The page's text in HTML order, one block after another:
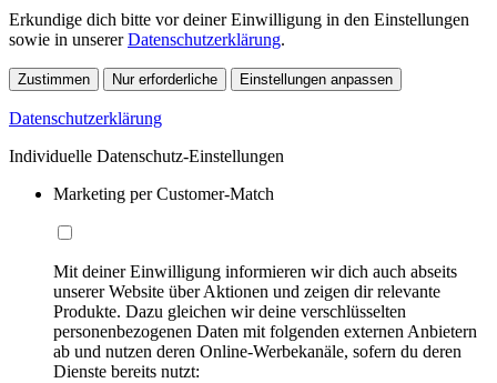
Erkundige dich bitte vor deiner Einwilligung in den Einstellungen
sowie in unsererDatenschutzerklärung.
Zustimmen Nur erforderliche Einstellungen anpassen
Datenschutzerklärung
Individuelle Datenschutz-Einstellungen
Marketing per Customer-Match
Mit deiner Einwilligung informieren wir dich auch abseits
unserer Website über Aktionen und zeigen dir relevante
Produkte. Dazu gleichen wir deine verschlüsselten
personenbezogenen Daten mit folgenden externen Anbietern
ab und nutzen deren Online-Werbekanäle, sofern du deren
Dienste bereits nutzt: